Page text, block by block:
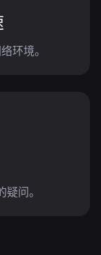
环境。
问。